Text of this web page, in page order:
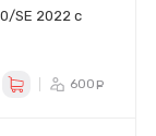
SE 2022 с
600